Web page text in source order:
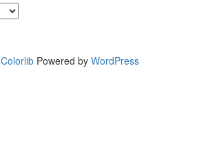
Colorlib Powered by WordPress